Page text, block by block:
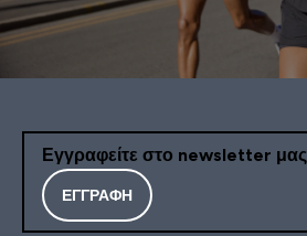
Εγγραφείτε στο newsletter μας
ΕΓΓΡΑΦΉ